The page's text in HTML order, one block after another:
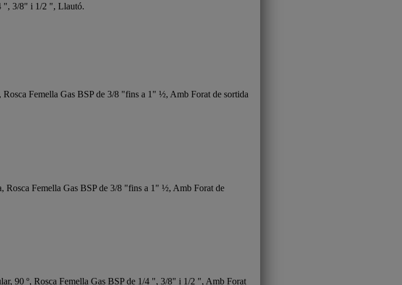
", 3/8" i 1/2 ", Llautó.
Femella Gas BSP de 3/8 "fins a 1" ½, Amb Forat de sortida
Femella Gas BSP de 3/8 "fins a 1" ½, Amb Forat de
90 º, Rosca Femella Gas BSP de 1/4 ", 3/8" i 1/2 ", Amb Forat